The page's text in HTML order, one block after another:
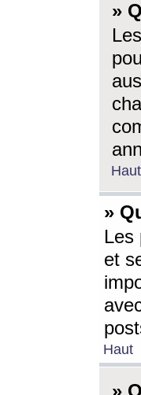
»
Haut
»
Les
et
Haut